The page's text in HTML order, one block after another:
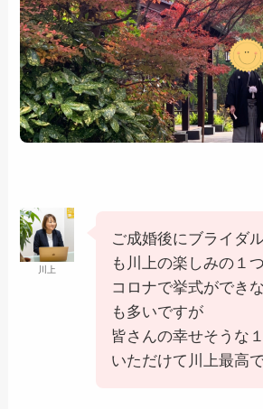
川上
ご成婚後にブライダ
も川上の楽しみの１つ
コロナで挙式ができ
も多いですが
皆さんの幸せそうな
いただけて川上最高